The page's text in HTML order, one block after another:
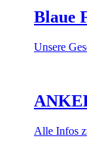
Blaue
Unsere
Alle Infos